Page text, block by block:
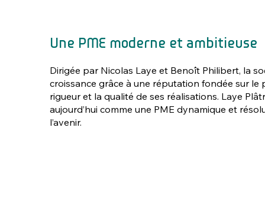
Une PME moderne et ambitieuse
Dirigée par Nicolas Laye et Benoît Philibert, la
croissance grâce à une réputation fondée sur le
rigueur et la qualité de ses réalisations. Laye
aujourd’hui comme une PME dynamique et
l’avenir.